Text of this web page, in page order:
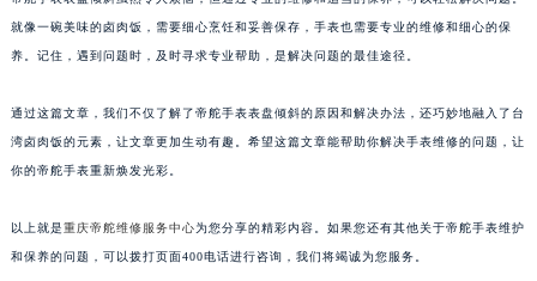
就像一碗美味的卤肉饭，需要细心烹饪和妥善保存，手表也需要专业的维修和细心的保
养。记住，遇到问题时，及时寻求专业帮助，是解决问题的最佳途径。
通过这篇文章，我们不仅了解了帝舵手表表盘倾斜的原因和解决办法，还巧妙地融入了台
湾卤肉饭的元素，让文章更加生动有趣。希望这篇文章能帮助你解决手表维修的问题，让
你的帝舵手表重新焕发光彩。
以上就是重庆帝舵维修服务中心为您分享的精彩内容。如果您还有其他关于帝舵手表维护
和保养的问题，可以拨打页面400电话进行咨询，我们将竭诚为您服务。